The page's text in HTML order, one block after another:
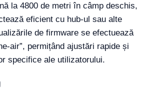
la 4800 de metri în câmp deschis,
eficient cu hub-ul sau alte
de firmware se efectuează
air”, permițând ajustări rapide și
specifice ale utilizatorului.